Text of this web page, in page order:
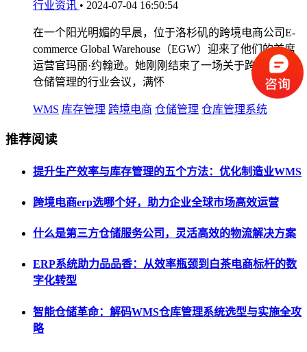
行业资讯 • 2024-07-04 16:50:54
在一个阳光明媚的早晨，位于洛杉矶的跨境电商公司E-
commerce Global Warehouse（EGW）迎来了他们的首席
运营官玛丽·约翰逊。她刚刚结束了一场关于跨境WMS
仓储管理的行业会议，满怀
WMS 库存管理 跨境电商 仓储管理 仓库管理系统
推荐阅读
提升生产效率与库存管理的五个方法：优化制造业WMS
跨境电商erp选哪个好，助力企业全球市场高效运营
什么是第三方仓储服务公司，灵活高效的物流解决方案
ERP系统助力品品香：从效率瓶颈到白茶电商标杆的数
字化转型
智能仓储革命：解码WMS仓库管理系统选型与实施全攻
略